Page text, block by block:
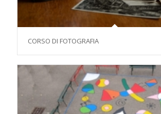
CORSO DI FOTOGRAFIA